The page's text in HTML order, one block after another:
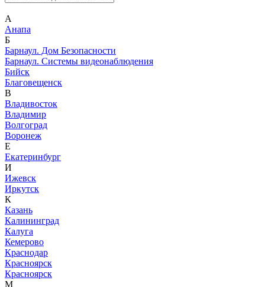
А
Анапа
Б
Барнаул. Дом Безопасности
Барнаул. Системы видеонаблюдения
Бийск
Благовещенск
В
Владивосток
Владимир
Волгоград
Воронеж
Е
Екатеринбург
И
Ижевск
Иркутск
К
Казань
Калининград
Калуга
Кемерово
Краснодар
Красноярск
Красноярск
М